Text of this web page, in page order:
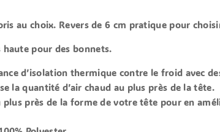
au choix. Revers de 6 cm pratique pour
pour des bonnets.
d’isolation thermique contre le froid avec
la quantité d’air chaud au plus près de la tête.
près de la forme de votre tête pour en